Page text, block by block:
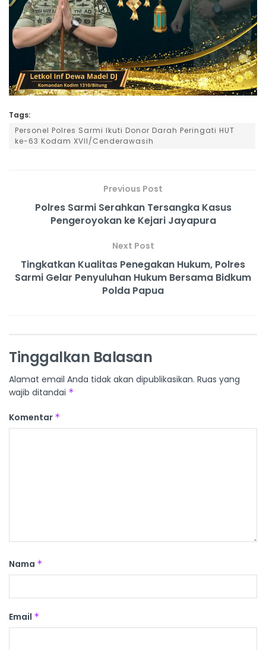
Tags:
Personel Polres Sarmi Ikuti Donor Darah Peringati HUT
ke-63 Kodam XVII/Cenderawasih
Previous Post
Polres Sarmi Serahkan Tersangka Kasus
Pengeroyokan ke Kejari Jayapura
Next Post
Tingkatkan Kualitas Penegakan Hukum, Polres
Sarmi Gelar Penyuluhan Hukum Bersama Bidkum
Polda Papua
Tinggalkan Balasan
Alamat email Anda tidak akan dipublikasikan. Ruas yang
wajib ditandai *
Komentar *
Nama *
Email *